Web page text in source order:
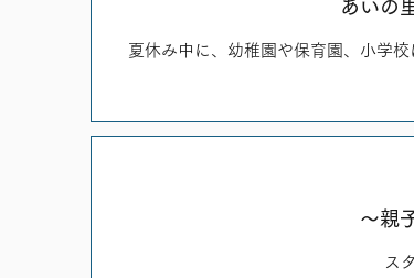
あいの
夏休み中に、幼稚園や保育園、小学
～親
ス